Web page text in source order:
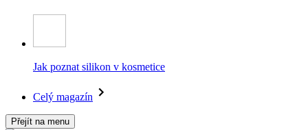
Jak poznat silikon v kosmetice
Celý magazín
Přejít na menu